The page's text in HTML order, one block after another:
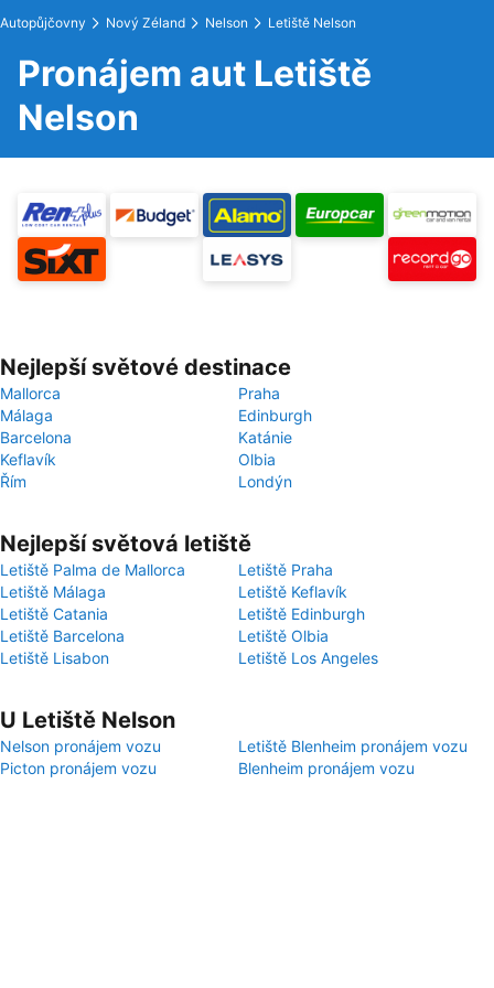
Autopůjčovny Nový Zéland Nelson Letiště Nelson
Pronájem aut Letiště
Nelson
Nejlepší světové destinace
Mallorca
Praha
Málaga
Edinburgh
Barcelona
Katánie
Keflavík
Olbia
Řím
Londýn
Nejlepší světová letiště
Letiště Palma de Mallorca
Letiště Praha
Letiště Málaga
Letiště Keflavík
Letiště Catania
Letiště Edinburgh
Letiště Barcelona
Letiště Olbia
Letiště Lisabon
Letiště Los Angeles
U Letiště Nelson
Nelson pronájem vozu
Letiště Blenheim pronájem vozu
Picton pronájem vozu
Blenheim pronájem vozu